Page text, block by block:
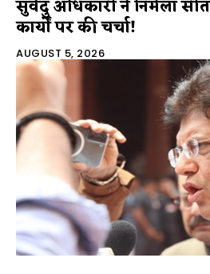
सुवेंदु अधिकारी ने निर्मला
कार्यों पर की चर्चा!
AUGUST 5, 2026